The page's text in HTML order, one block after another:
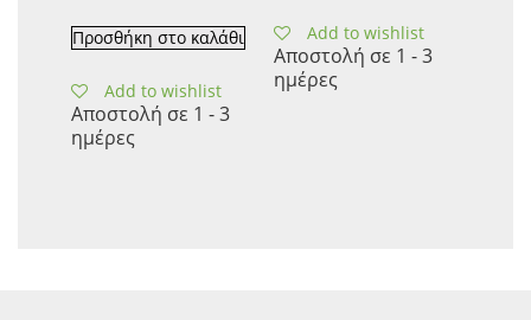
Προσθήκη στο καλάθι
Add to wishlist
Αποστολή σε 1 - 3
ημέρες
Add to wishlist
Αποστολή σε 1 - 3
ημέρες